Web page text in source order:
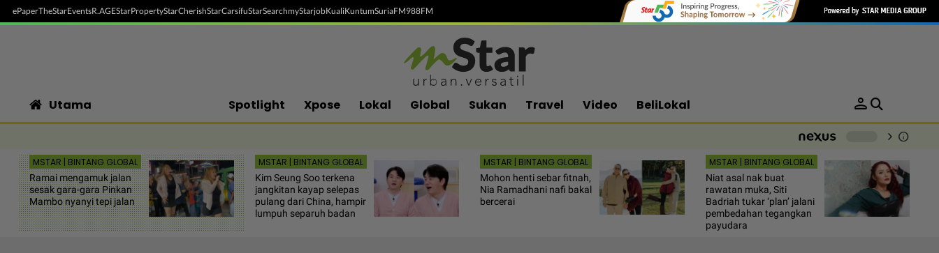
ePaperTheStarEventsR.AGEStarPropertyStarCherishStarCarsifuStarSearchmyStarjobKualiKuntumSuriaFM988FM
Utama Spotlight Xpose Lokal Global Sukan Travel Video BeliLokal person
chevron_right info
MSTAR | BINTANG GLOBAL
Ramai mengamuk jalan
sesak gara-gara Pinkan
Mambo nyanyi tepi jalan
MSTAR | BINTANG GLOBAL
Kim Seung Soo terkena
jangkitan kayap selepas
pulang dari China, hampir
lumpuh separuh badan
MSTAR | BINTANG GLOBAL
Mohon henti sebar fitnah,
Nia Ramadhani nafi bakal
bercerai
MSTAR | BINTANG GLOBAL
Niat asal nak buat
rawatan muka, Siti
Badriah tukar ‘plan’ jalani
pembedahan tegangkan
payudara